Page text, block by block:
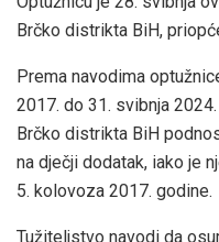
Brčko distrikta BiH,
Prema navodima
2017. do 31. svibnja
Brčko distrikta BiH
na dječji dodatak, iako je
5. kolovoza 2017. godine.
Tužiteljstvo navodi da